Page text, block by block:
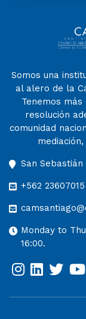
Somos una
al alero de la
Tenemos
resolución
comunidad
San
+562 23607015
Monday to
16:00.